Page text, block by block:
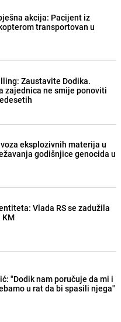
akcija: Pacijent iz
transportovan u
Zaustavite Dodika.
zajednica ne smije ponoviti
eksplozivnih materija u
godišnjice genocida u
Vlada RS se zadužila
KM
"Dodik nam poručuje da mi i
u rat da bi spasili njega"